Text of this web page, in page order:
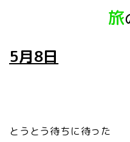
旅
5月8日
とうとう待ちに待った